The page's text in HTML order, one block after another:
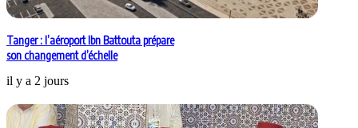
Tanger : l’aéroport Ibn Battouta prépare
son changement d’échelle
il y a 2 jours